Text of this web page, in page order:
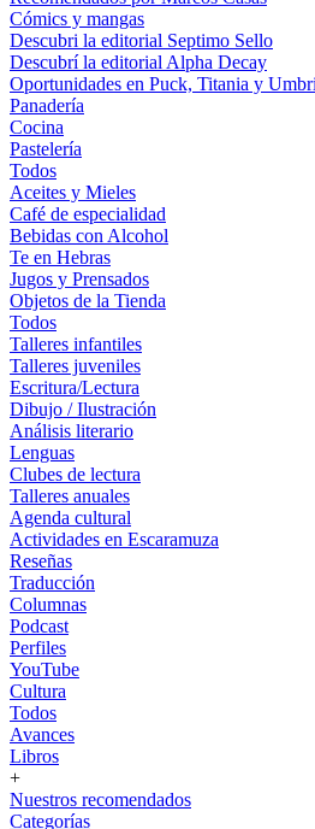
Cómics y mangas
Descubri la editorial Septimo Sello
Descubrí la editorial Alpha Decay
Oportunidades en Puck, Titania y
Panadería
Cocina
Pastelería
Todos
Aceites y Mieles
Café de especialidad
Bebidas con Alcohol
Te en Hebras
Jugos y Prensados
Objetos de la Tienda
Todos
Talleres infantiles
Talleres juveniles
Escritura/Lectura
Dibujo / Ilustración
Análisis literario
Lenguas
Clubes de lectura
Talleres anuales
Agenda cultural
Actividades en Escaramuza
Reseñas
Traducción
Columnas
Podcast
Perfiles
YouTube
Cultura
Todos
Avances
Libros
+
Nuestros recomendados
Categorías